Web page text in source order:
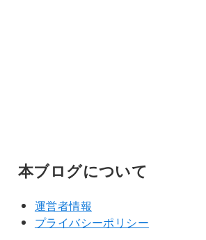
本ブログについて
運営者情報
プライバシーポリシー